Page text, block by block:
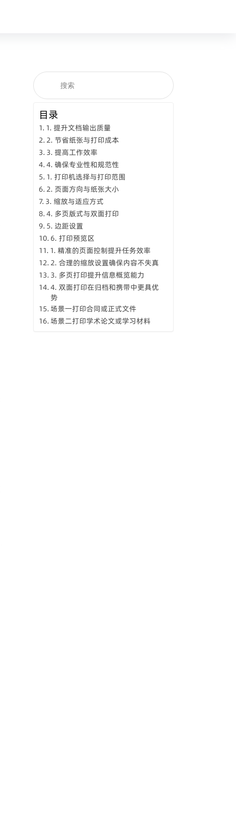
目录
1. 提升文档输出质量
2. 节省纸张与打印成本
3. 提高工作效率
4. 确保专业性和规范性
1. 打印机选择与打印范围
2. 页面方向与纸张大小
3. 缩放与适应方式
4. 多页版式与双面打印
5. 边距设置
6. 打印预览区
1. 精准的页面控制提升任务效率
2. 合理的缩放设置确保内容不失真
3. 多页打印提升信息概览能力
4. 双面打印在归档和携带中更具优
势
场景一打印合同或正式文件
场景二打印学术论文或学习材料